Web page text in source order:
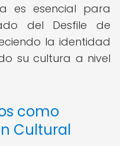
es esencial para
del Desfile de
la identidad
su cultura a nivel
como
Cultural